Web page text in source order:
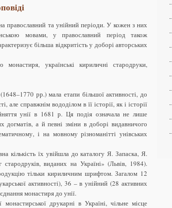
православний та унійний періоди. У кожен з них
мовами, у православний період також
більша відкритість у доборі авторських
українські кириличні стародруки,
рр.) мала етапи більшої активності, до
але справжнім вододілом в її історії, як і історії
унії в 1681 р. Ця подія означала не лише
догматів, а й певні зміни в доборі видавничого
і на мовному різноманітті унівських
кількість їх увійшла до каталогу Я. Запаска, Я.
стародруків, виданих на Україні» (Львів, 1984).
тільки кириличним шрифтом. Загалом 12
активності), 36 – в унійний (28 активних
монастиря до унії.
друкарні в Україні, чільне місце